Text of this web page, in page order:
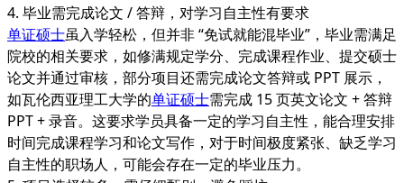
4. 毕业需完成论文 / 答辩，对学习自主性有要求
单证硕士虽入学轻松，但并非 “免试就能混毕业”，毕业需满足
院校的相关要求，如修满规定学分、完成课程作业、提交硕士
论文并通过审核，部分项目还需完成论文答辩或 PPT 展示，
如瓦伦西亚理工大学的单证硕士需完成 15 页英文论文 + 答辩
PPT + 录音。这要求学员具备一定的学习自主性，能合理安排
时间完成课程学习和论文写作，对于时间极度紧张、缺乏学习
自主性的职场人，可能会存在一定的毕业压力。